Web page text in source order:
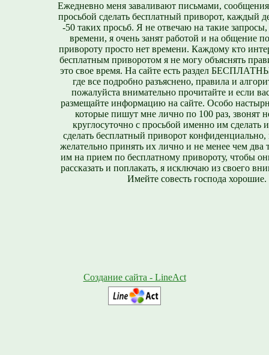
Ежедневно меня заваливают письмами,
просьбой сделать бесплатный приворот, каждый
-50 таких просьб. Я не отвечаю на такие
времени, я очень занят работой и на общение
привороту просто нет времени. Каждому кто
бесплатным приворотом я не могу объяснять
это свое время. На сайте есть раздел
где все подробно разъяснено, правила и
пожалуйста внимательно прочитайте и если
размещайте информацию на сайте. Особо
которые пишут мне лично по 100 раз, звонят
круглосуточно с просьбой именно им сделать
сделать бесплатный приворот конфиденциально,
желательно принять их лично и не менее чем два
им на прием по бесплатному привороту, чтобы
рассказать и поплакать, я исключаю из своего
Имейте совесть господа хорошие.
Создание сайта - LineAct